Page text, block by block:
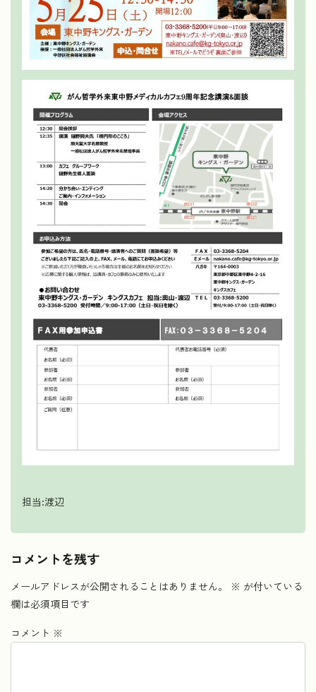
担当:渡辺
コメントを残す
メールアドレスが公開されることはありません。 ※ が付いている
欄は必須項目です
コメント ※